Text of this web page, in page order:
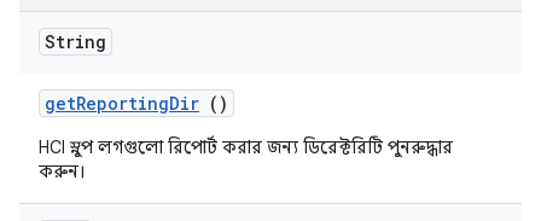
String
getReportingDir ()
HCI স্নুপ লগগুলো রিপোর্ট করার জন্য ডিরেক্টরিটি পুনরুদ্ধার
করুন।